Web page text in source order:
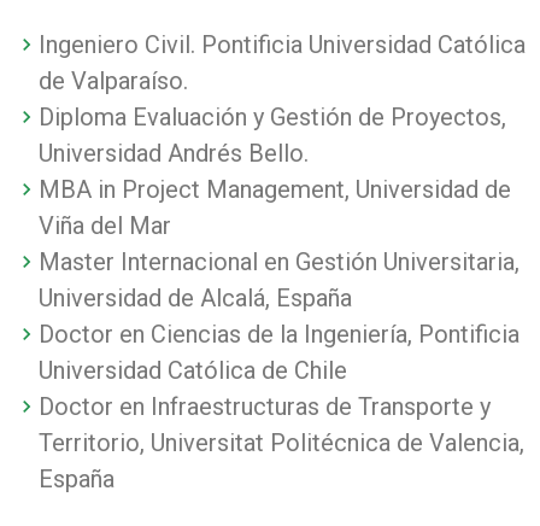
Ingeniero Civil. Pontificia Universidad Católica
de Valparaíso.
Diploma Evaluación y Gestión de Proyectos,
Universidad Andrés Bello.
MBA in Project Management, Universidad de
Viña del Mar
Master Internacional en Gestión Universitaria,
Universidad de Alcalá, España
Doctor en Ciencias de la Ingeniería, Pontificia
Universidad Católica de Chile
Doctor en Infraestructuras de Transporte y
Territorio, Universitat Politécnica de Valencia,
España